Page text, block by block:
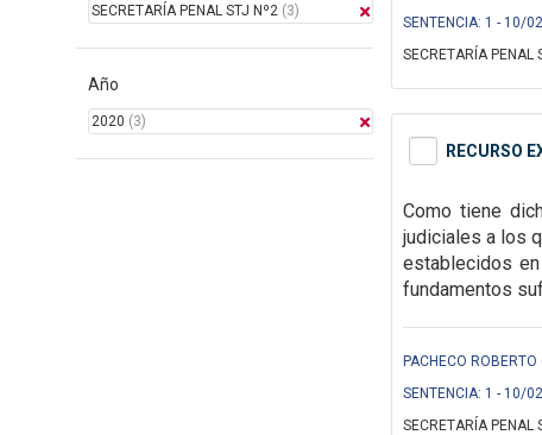
SECRETARÍA PENAL STJ Nº2 (3)
Año
2020 (3)
SENTENCIA: 1 - 10/
SECRETARÍA PENAL
RECURSO
Como tiene
judiciales a los
establecidos
fundamentos
PACHECO
SENTENCIA: 1 - 10/
SECRETARÍA PENAL